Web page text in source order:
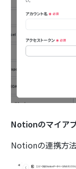
Notionのマイア
Notionの連携方